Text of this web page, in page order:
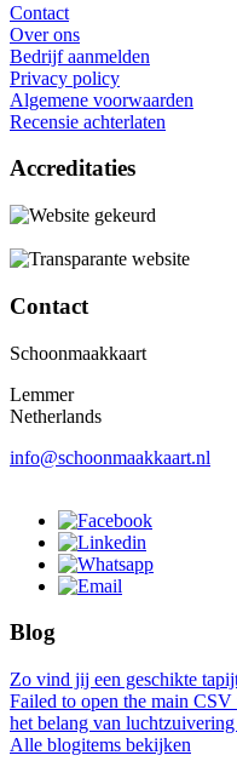
Contact
Over ons
Bedrijf aanmelden
Privacy policy
Algemene voorwaarden
Recensie achterlaten
Accreditaties
Contact
Schoonmaakkaart
Lemmer
Netherlands
info@schoonmaakkaart.nl
Blog
Zo vind jij een geschikte
Failed to open the main CSV
het belang van
Alle blogitems bekijken